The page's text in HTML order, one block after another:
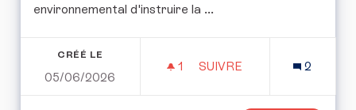
environnemental d'instruire la ...
CRÉÉ LE
05/06/2026
1 1 ABONNÉ
SUIVRE
2